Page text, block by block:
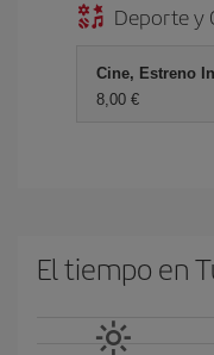
Deporte y
Cine, Estreno
8,00 €
El tiempo en